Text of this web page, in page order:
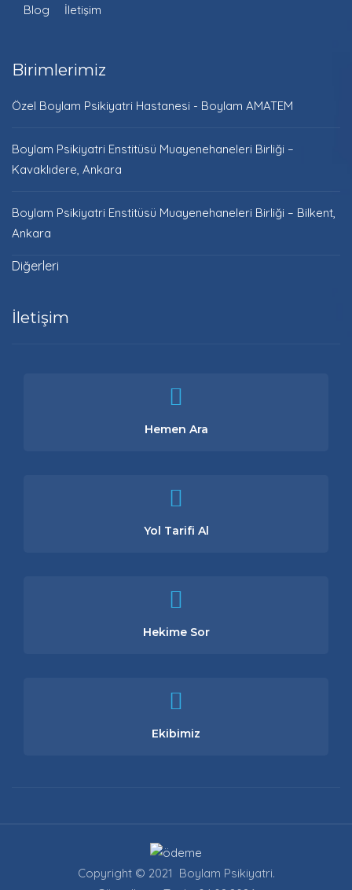
Blog
İletişim
Birimlerimiz
Özel Boylam Psikiyatri Hastanesi - Boylam AMATEM
Boylam Psikiyatri Enstitüsü Muayenehaneleri Birliği –
Kavaklıdere, Ankara
Boylam Psikiyatri Enstitüsü Muayenehaneleri Birliği – Bilkent,
Ankara
Diğerleri
İletişim
Hemen Ara
Yol Tarifi Al
Hekime Sor
Ekibimiz
Copyright © 2021 Boylam Psikiyatri.